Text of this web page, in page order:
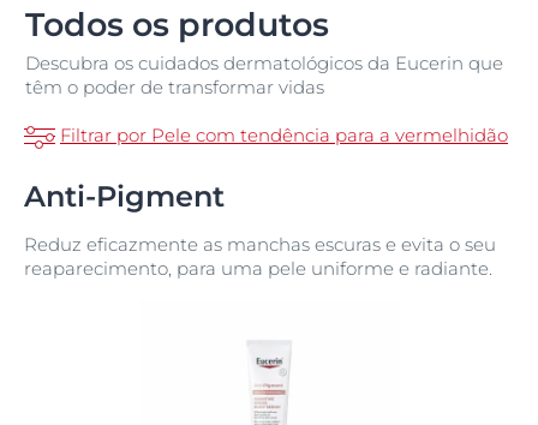
Todos os produtos
Descubra os cuidados dermatológicos da Eucerin que
têm o poder de transformar vidas
Filtrar por Pele com tendência para a vermelhidão
Anti-Pigment
Reduz eficazmente as manchas escuras e evita o seu
reaparecimento, para uma pele uniforme e radiante.